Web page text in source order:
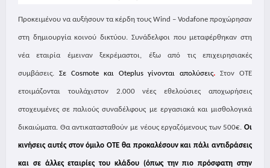
Προκειμένου να αυξήσουν τα κέρδη τους Wind – Vodafone προχώρησαν
στη δημιουργία κοινού δικτύου. Συνάδελφοι που μεταφέρθηκαν στη
νέα εταιρία έμειναν ξεκρέμαστοι, έξω από τις επιχειρησιακές
συμβάσεις. Σε Cosmoteκαι Oteplusγίνονται απολύσεις. Στον ΟΤΕ
ετοιμάζονται τουλάχιστον 2.000 νέες εθελούσιες αποχωρήσεις
στοχευμένες σε παλιούς συναδέλφους με εργασιακά και μισθολογικά
δικαιώματα. Θα αντικατασταθούν με νέους εργαζόμενους των 500€. Οι
κινήσεις αυτές στον όμιλο ΟΤΕ θα προκαλέσουν και πάλι αντιδράσεις
και σε άλλες εταιρίες του κλάδου (όπως την πιο πρόσφατη στην